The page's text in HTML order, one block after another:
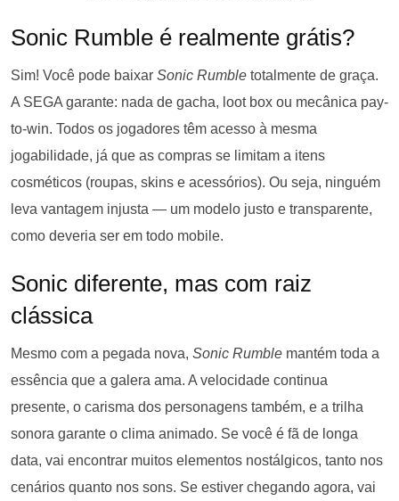
Sonic Rumble é realmente grátis?
Sim! Você pode baixar Sonic Rumble totalmente de graça.
A SEGA garante: nada de gacha, loot box ou mecânica pay-
to-win. Todos os jogadores têm acesso à mesma
jogabilidade, já que as compras se limitam a itens
cosméticos (roupas, skins e acessórios). Ou seja, ninguém
leva vantagem injusta — um modelo justo e transparente,
como deveria ser em todo mobile.
Sonic diferente, mas com raiz
clássica
Mesmo com a pegada nova, Sonic Rumble mantém toda a
essência que a galera ama. A velocidade continua
presente, o carisma dos personagens também, e a trilha
sonora garante o clima animado. Se você é fã de longa
data, vai encontrar muitos elementos nostálgicos, tanto nos
cenários quanto nos sons. Se estiver chegando agora, vai